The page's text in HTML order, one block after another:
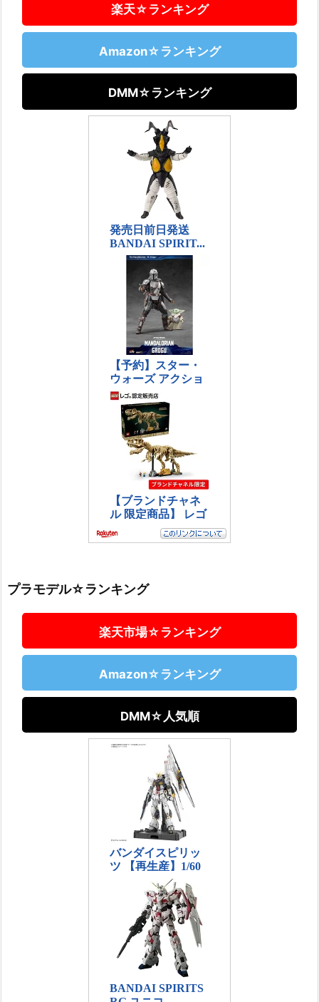
楽天☆ランキング
Amazon☆ランキング
DMM☆ランキング
プラモデル☆ランキング
楽天市場☆ランキング
Amazon☆ランキング
DMM☆人気順